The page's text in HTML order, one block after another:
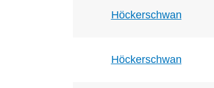
Höckerschwan
Höckerschwan